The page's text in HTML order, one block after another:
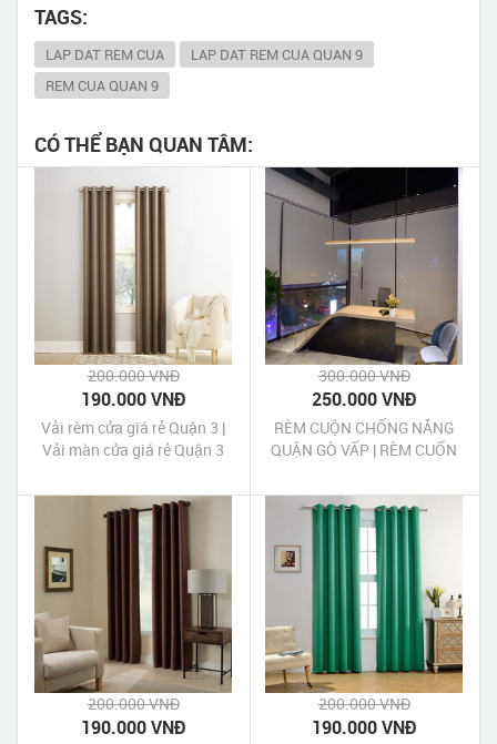
TAGS:
LAP DAT REM CUA
LAP DAT REM CUA QUAN 9
REM CUA QUAN 9
CÓ THỂ BẠN QUAN TÂM:
200.000 VNĐ
190.000 VNĐ
Vải rèm cửa giá rẻ Quận 3 |
Vải màn cửa giá rẻ Quận 3
300.000 VNĐ
250.000 VNĐ
RÈM CUỘN CHỐNG NẮNG
QUẬN GÒ VẤP | RÈM CUỐN
VẤP
200.000 VNĐ
190.000 VNĐ
200.000 VNĐ
190.000 VNĐ